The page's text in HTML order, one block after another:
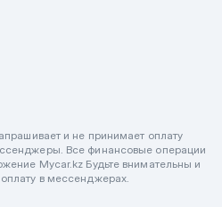
и не принимает оплату
Все финансовые операции
Mycar.kz Будьте внимательны и
в мессенджерах.